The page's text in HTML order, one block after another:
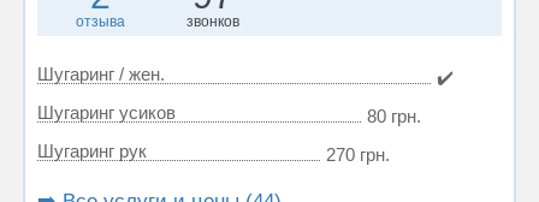
отзыва звонков
Шугаринг / жен.
✔️
Шугаринг усиков
80 грн.
Шугаринг рук
270 грн.